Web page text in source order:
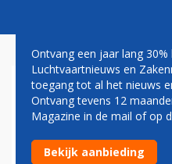
KLM BEREIKT
CAO-AKKOORD
Ontvang een jaar lang
Luchtvaartnieuws en
toegang tot al het nieuws
Ontvang tevens 12
Magazine in de mail of op
Bekijk aanbieding